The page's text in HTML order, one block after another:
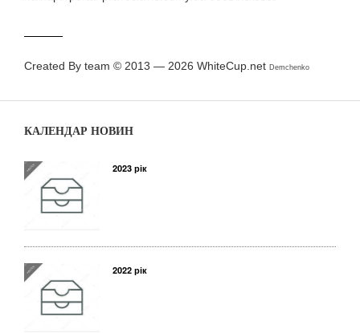
Created By team © 2013 — 2026 WhiteCup.net Demchenko
КАЛЕНДАР НОВИН
2023 рік
2022 рік